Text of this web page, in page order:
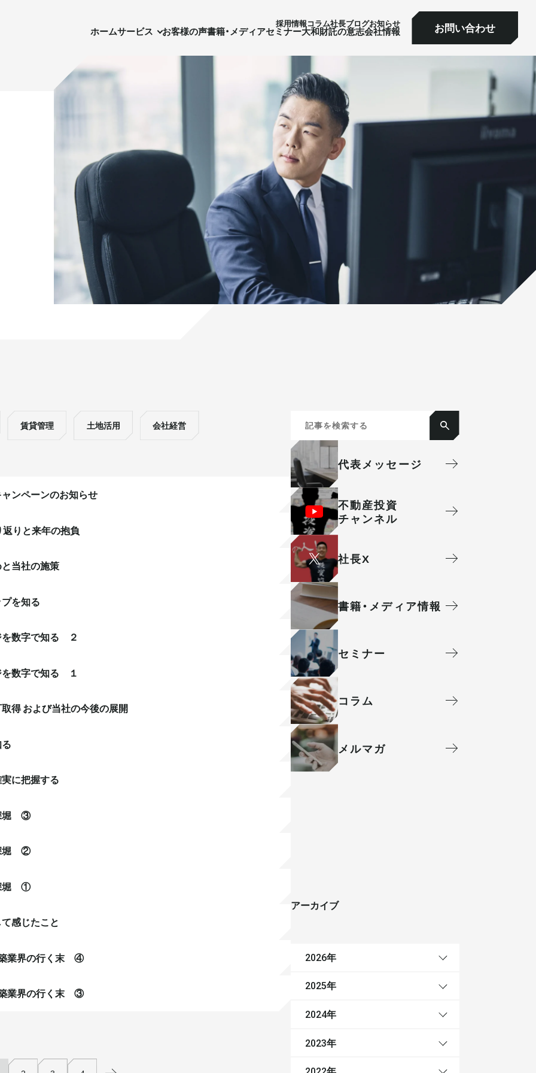
採⽤情報コラム社⻑ブログお知らせ
ホームサービス お客様の声書籍・メディアセミナー大和財託の意志会社情報 お問い合わせ
実需用戸建・マンション
ホテル事業
実需用戸建・マンション
ホテル事業
ホーム サービス お客様の声書籍・メディアセミナー大和財託の意志会社情報 お問い合わせ
賃貸管理 土地活用 会社経営
ンペーンのお知らせ
りと来年の抱負
当社の施策
を知る
を数字で知る ２
を数字で知る １
得 および当社の今後の展開
に把握する
堀 ③
堀 ②
堀 ①
感じたこと
築業界の行く末 ④
築業界の行く末 ③
代表メッセージ
不動産投資
チャンネル
社⻑X
書籍・メディア情報
セミナー
コラム
メルマガ
アーカイブ
2026年
2025年
2024年
2023年